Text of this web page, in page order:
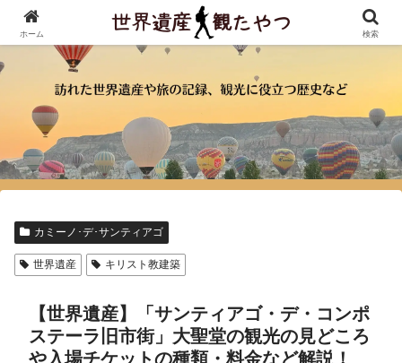
カミーノ･デ･サンティアゴ
世界遺産 キリスト教建築
【世界遺産】「サンティアゴ・デ・コンポ
ステーラ旧市街」大聖堂の観光の見どころ
や入場チケットの種類・料金など解説！
ホーム 検索